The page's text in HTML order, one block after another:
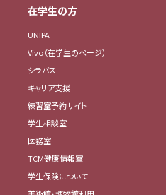
在学生の方
UNIPA
Vivo（在学生のページ）
シラバス
キャリア支援
練習室予約サイト
学生相談室
医務室
TCM健康情報室
学生保険について